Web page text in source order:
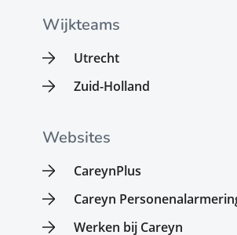
Wijkteams
Utrecht
Zuid-Holland
Websites
CareynPlus
Careyn
Werken bij Careyn